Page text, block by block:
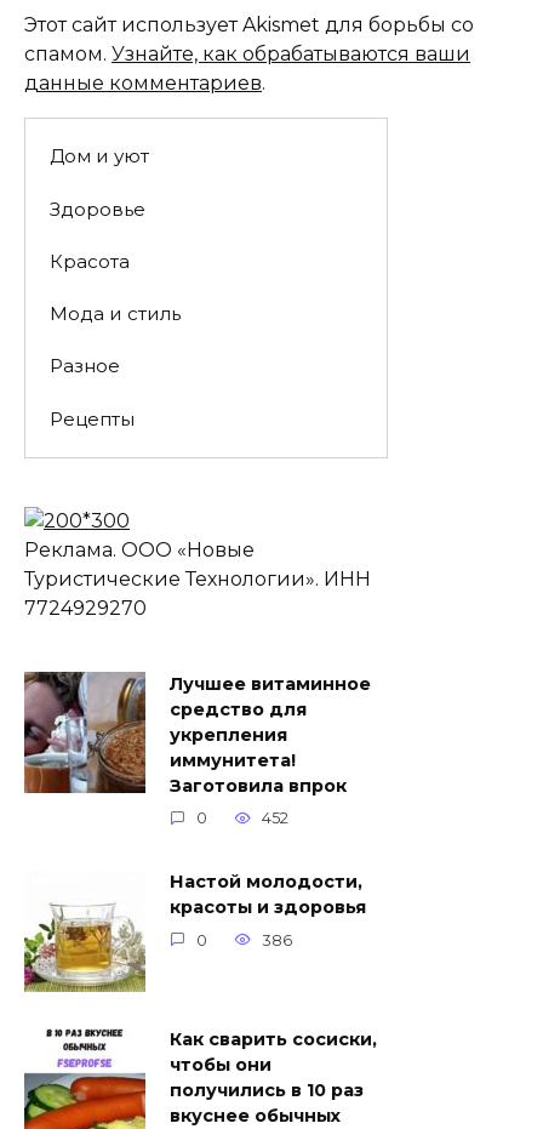
Этот сайт использует Akismet для борьбы со
спамом. Узнайте, как обрабатываются ваши
данные комментариев.
Дом и уют
Здоровье
Красота
Мода и стиль
Разное
Рецепты
Реклама. ООО «Новые
Туристические Технологии». ИНН
7724929270
Лучшее витаминное
средство для
укрепления
иммунитета!
Заготовила впрок
0 452
Настой молодости,
красоты и здоровья
0 386
Как сварить сосиски,
чтобы они
получились в 10 раз
вкуснее обычных